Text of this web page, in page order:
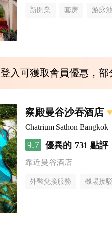
新開業 套房 游泳池
登入可獲取會員優惠，
察殿曼谷沙吞酒店
Chatrium Sathon Bangkok
9.7 優異的 731 點評
靠近曼谷酒店
外幣兌換服務 機場接